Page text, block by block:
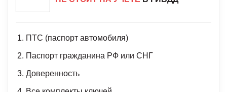
ПТС (паспорт автомобиля)
Паспорт гражданина РФ или СНГ
Доверенность